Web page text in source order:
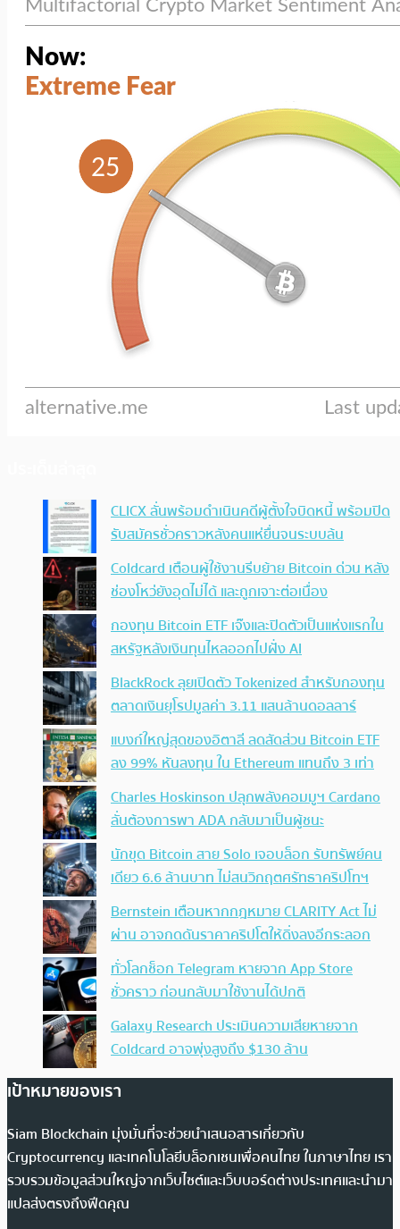
CLICX ลั่นพร้อมดำเนินคดีผู้ตั้งใจบิดหนี้ พร้อมปิด
รับสมัครชั่วคราวหลังคนแห่ยื่นจนระบบล้น
Coldcard เตือนผู้ใช้งานรีบย้าย Bitcoin ด่วน หลัง
ช่องโหว่ยังอุดไม่ได้ และถูกเจาะต่อเนื่อง
กองทุน Bitcoin ETF เจ๊งและปิดตัวเป็นแห่งแรกใน
สหรัฐหลังเงินทุนไหลออกไปฝั่ง AI
BlackRock ลุยเปิดตัว Tokenized สำหรับกองทุน
ตลาดเงินยุโรปมูลค่า 3.11 แสนล้านดอลลาร์
แบงก์ใหญ่สุดของอิตาลี ลดสัดส่วน Bitcoin ETF
ลง 99% หันลงทุน ใน Ethereum แทนถึง 3 เท่า
Charles Hoskinson ปลุกพลังคอมมูฯ Cardano
ลั่นต้องการพา ADA กลับมาเป็นผู้ชนะ
นักขุด Bitcoin สาย Solo เจอบล็อก รับทรัพย์คน
เดียว 6.6 ล้านบาท ไม่สนวิกฤตศรัทธาคริปโทฯ
Bernstein เตือนหากกฎหมาย CLARITY Act ไม่
ผ่าน อาจกดดันราคาคริปโตให้ดิ่งลงอีกระลอก
ทั่วโลกช็อก Telegram หายจาก App Store
ชั่วคราว ก่อนกลับมาใช้งานได้ปกติ
Galaxy Research ประเมินความเสียหายจาก
Coldcard อาจพุ่งสูงถึง $130 ล้าน
เป้าหมายของเรา
Siam Blockchain มุ่งมั่นที่จะช่วยนำเสนอสารเกี่ยวกับ
Cryptocurrency และเทคโนโลยีบล็อกเชนเพื่อคนไทย ในภาษาไทย เรา
รวบรวมข้อมูลส่วนใหญ่จากเว็บไซต์และเว็บบอร์ดต่างประเทศและนำมา
แปลส่งตรงถึงฟีดคุณ